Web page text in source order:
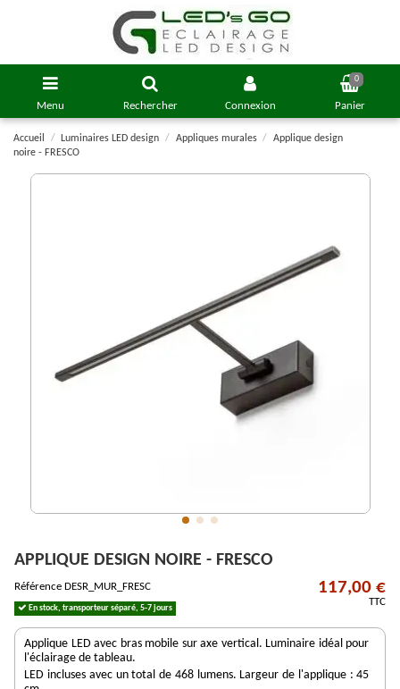
Menu Rechercher Connexion
0
Panier
Accueil Luminaires LED design Appliques murales
Applique design
noire - FRESCO
APPLIQUE DESIGN NOIRE - FRESCO
Référence DESR_MUR_FRESC
En stock, transporteur séparé, 5-7 jours
117,00 €
TTC
Applique LED avec bras mobile sur axe vertical. Luminaire idéal pour
l'éclairage de tableau.
LED incluses avec un total de 468 lumens. Largeur de l'applique : 45